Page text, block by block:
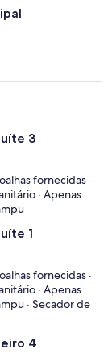
3
fornecidas ·
· Apenas
1
fornecidas ·
· Apenas
· Secador de
4